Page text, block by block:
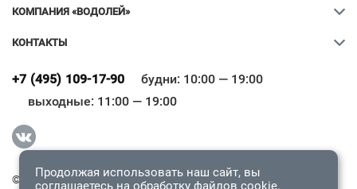
КОМПАНИЯ «ВОДОЛЕЙ»
КОНТАКТЫ
+7 (495) 109-17-90
будни: 10:00 — 19:00
выходные: 11:00 — 19:00
© 2009-2026 «Водолей Онлайн». Все права защищены.
Всё верно
Продолжая использовать наш сайт, вы
соглашаетесь на обработку файлов cookie.